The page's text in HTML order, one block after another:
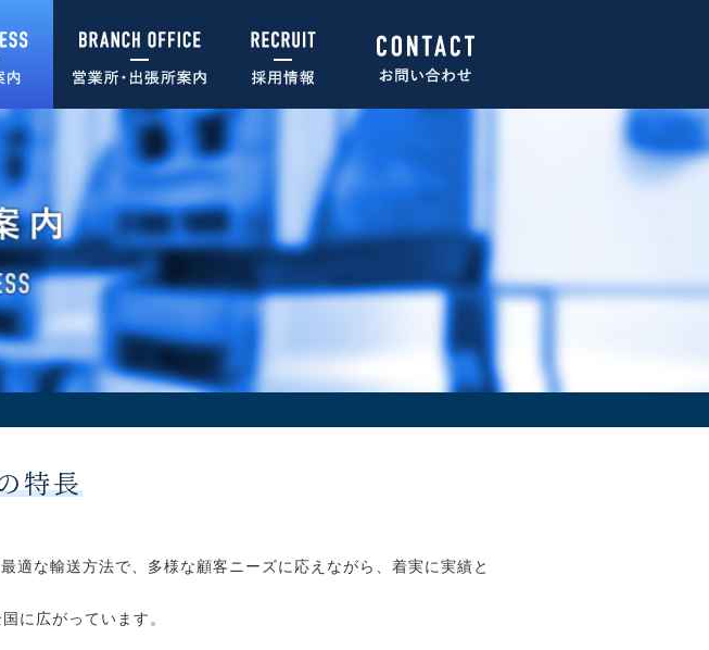
特長
適な輸送方法で、多様な顧客ニーズに応えながら、着実に実績と
に広がっています。